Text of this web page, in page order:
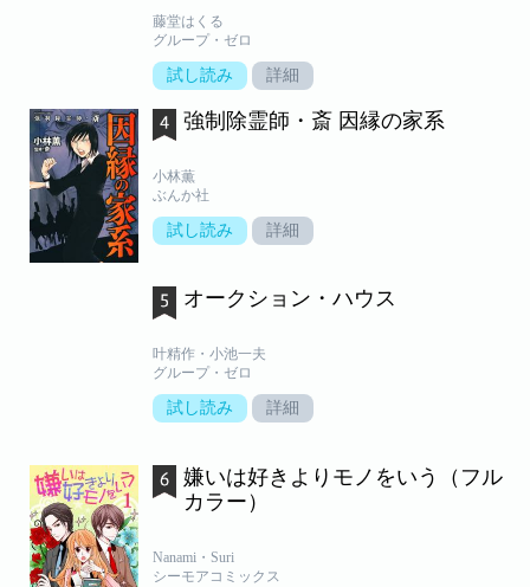
藤堂はくる
グループ・ゼロ
試し読み 詳細
強制除霊師・斎 因縁の家系
小林薫
ぶんか社
試し読み 詳細
オークション・ハウス
叶精作・小池一夫
グループ・ゼロ
試し読み 詳細
嫌いは好きよりモノをいう（フル
カラー）
Nanami・Suri
シーモアコミックス